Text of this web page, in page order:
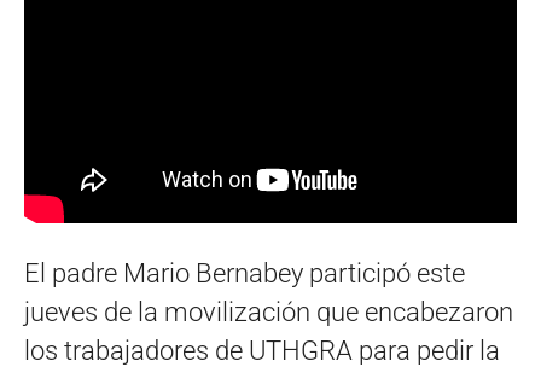
El padre Mario Bernabey participó este
jueves de la movilización que encabezaron
los trabajadores de UTHGRA para pedir la